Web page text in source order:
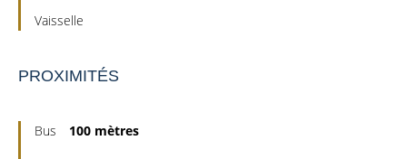
Vaisselle
PROXIMITÉS
Bus 100 mètres